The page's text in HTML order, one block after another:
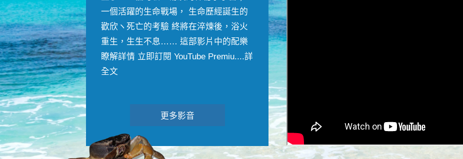
一個活躍的生命戰場， 生命歷經誕生的
歡欣ヽ死亡的考驗 終將在淬煉後，浴火
重生，生生不息…… 這部影片中的配樂
瞭解詳情 立即訂閱 YouTube Premiu....詳
全文
更多影音